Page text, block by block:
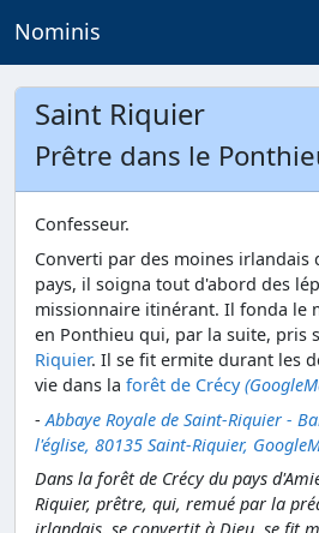
Nominis
Saint Riquier
Prêtre dans le
Confesseur.
Converti par des moines irlandais
pays, il soigna tout d'abord des
missionnaire itinérant. Il fonda le
en Ponthieu qui, par la suite, pris
Riquier. Il se fit ermite durant les
vie dans la forêt de Crécy
- Abbaye Royale de Saint-Riquier -
l'église, 80135 Saint-Riquier,
Dans la forêt de Crécy du pays
Riquier, prêtre, qui, remué par la